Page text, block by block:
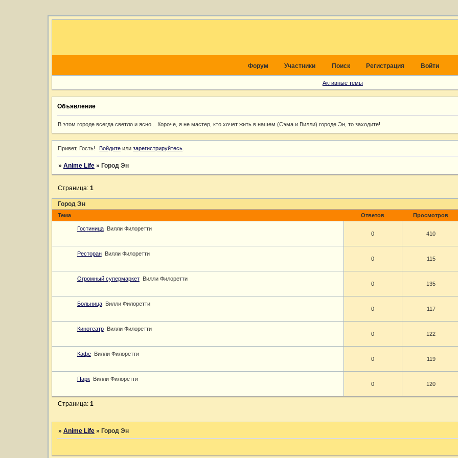
Форум Участники Поиск Регистрация Войти
Активные темы
Объявление
В этом городе всегда светло и ясно... Короче, я не мастер, кто хочет жить в нашем (Сэма и Вилли) городе Эн, то заходите!
Привет, Гость! Войдите илизарегистрируйтесь
» Anime Life » Город Эн
Город Эн
Страница: 1
Тема Ответов Просмотров
Гостиница
Вилли Филоретти
0
410
Ресторан
Вилли Филоретти
0
115
Огромный супермаркет
Вилли Филоретти
0
135
Больница
Вилли Филоретти
0
117
Кинотеатр
Вилли Филоретти
0
122
Кафе
Вилли Филоретти
0
119
Парк
Вилли Филоретти
0
120
Страница: 1
» Anime Life » Город Эн